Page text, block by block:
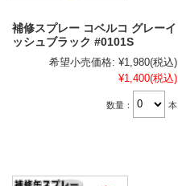
補修スプレー コベルコ グレーイ
ッシュブラック #0101S
希望小売価格: ¥1,980(税込)
¥1,400(税込)
数量： 本